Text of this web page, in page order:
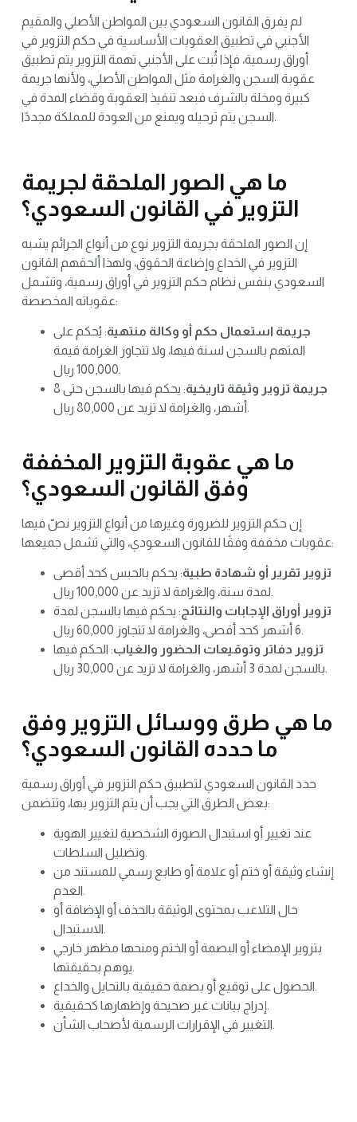
لم يفرق القانون السعودي بين المواطن الأصلي والمقيم
الأجنبي في تطبيق العقوبات الأساسية في حكم التزوير في
أوراق رسمية، فإذا ثُبت على الأجنبي تهمة التزوير يتم تطبيق
عقوبة السجن والغرامة مثل المواطن الأصلي، ولأنها جريمة
كبيرة ومخلة بالشرف فبعد تنفيذ العقوبة وقضاء المدة في
السجن يتم ترحيله ويمنع من العودة للمملكة مجددًا.
ما هي الصور الملحقة لجريمة
التزوير في القانون السعودي؟
إن الصور الملحقة بجريمة التزوير نوع من أنواع الجرائم يشبه
التزوير في الخداع وإضاعة الحقوق، ولهذا ألحقهم القانون
السعودي بنفس نظام حكم التزوير في أوراق رسمية، وتشمل
عقوباته المخصصة:
جريمة استعمال حكم أو وكالة منتهية: يُحكم على
المتهم بالسجن لسنة فيها، ولا تتجاوز الغرامة قيمة
100,000 ريال.
جريمة تزوير وثيقة تاريخية
: يحكم فيها بالسجن حتى 8
أشهر، والغرامة لا تزيد عن 80,000 ريال.
ما هي عقوبة التزوير المخففة
وفق القانون السعودي؟
إن حكم التزوير للضرورة وغيرها من أنواع التزوير نصّ فيها
عقوبات مخففة وفقًا للقانون السعودي، والتي تشمل جميعها:
تزوير تقرير أو شهادة طبية: يحكم بالحبس كحد أقصى
لمدة سنة، والغرامة لا تزيد عن 100,000 ريال.
تزوير أوراق الإجابات والنتائج : يحكم فيها بالسجن لمدة
6 أشهر كحد أقصى، والغرامة لا تتجاوز 60,000 ريال.
تزوير دفاتر وتوقيعات الحضور والغياب: الحكم فيها
بالسجن لمدة 3 أشهر، والغرامة لا تزيد عن 30,000 ريال.
ما هي طرق ووسائل التزوير وفق
ما حدده القانون السعودي؟
حدد القانون السعودي لتطبيق حكم التزوير في أوراق رسمية
بعض الطرق التي يجب أن يتم التزوير بها، وتتضمن:
عند تغيير أو استبدال الصورة الشخصية لتغيير الهوية
وتضليل السلطات.
إنشاء وثيقة أو ختم أو علامة أو طابع رسمي للمستند من
العدم.
حال التلاعب بمحتوى الوثيقة بالحذف أو الإضافة أو
الاستبدال.
بتزوير الإمضاء أو البصمة أو الختم ومنحها مظهر خارجي
يوهم بحقيقتها.
الحصول على توقيع أو بصمة حقيقية بالتحايل والخداع.
إدراج بيانات غير صحيحة وإظهارها كحقيقية.
التغيير في الإقرارات الرسمية لأصحاب الشأن.